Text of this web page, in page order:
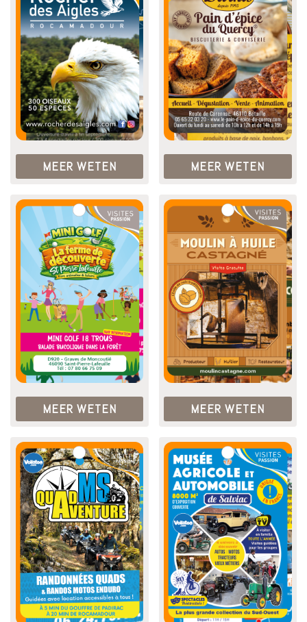
MEER WETEN MEER WETEN
MEER WETEN MEER WETEN